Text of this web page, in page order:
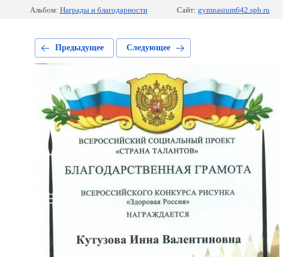
Альбом: Награды и благодарности Сайт: gymnasium642.spb.ru
Предыдущее Следующее